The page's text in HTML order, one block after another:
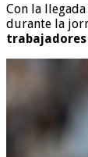
Con la
durante la